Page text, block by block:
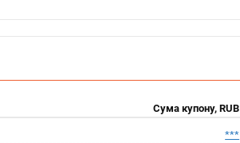
Сума купону, RUB
***